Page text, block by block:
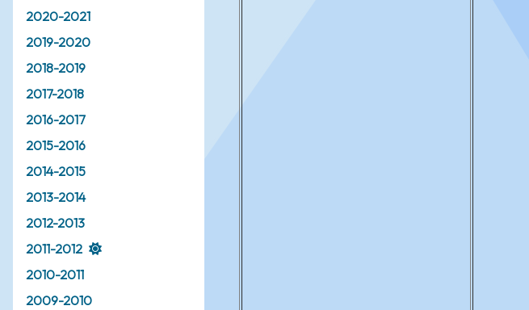
2020-2021
2019-2020
2018-2019
2017-2018
2016-2017
2015-2016
2014-2015
2013-2014
2012-2013
2011-2012
2010-2011
2009-2010